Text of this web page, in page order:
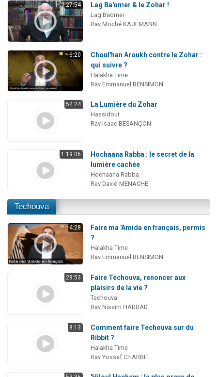
27:54 Lag Ba'omer & le Zohar !
Lag Baomer
Rav Moché KAUFMANN
6:20
Choul'han Aroukh contre le Zohar :
qui suivre ?
Halakha Time
Rav Emmanuel BENSIMON
54:24 La Lumière du Zohar
Hassidout
Rav Isaac BESANÇON
1:19:06
Hochaana Rabba : le secret de la
lumière cachée
Hochaana Rabba
Rav David MENACHE
Techouva
4:28
Faire ma 'Amida en français, permis
?
Halakha Time
Rav Emmanuel BENSIMON
28:53
Faire Téchouva, renoncer aux
plaisirs de la vie ?
Techouva
Rav Nissim HADDAD
8:13
Comment faire Techouva sur du
Ribbit ?
Halakha Time
Rav Yossef CHARBIT